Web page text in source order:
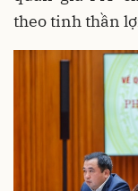
theo tinh thần